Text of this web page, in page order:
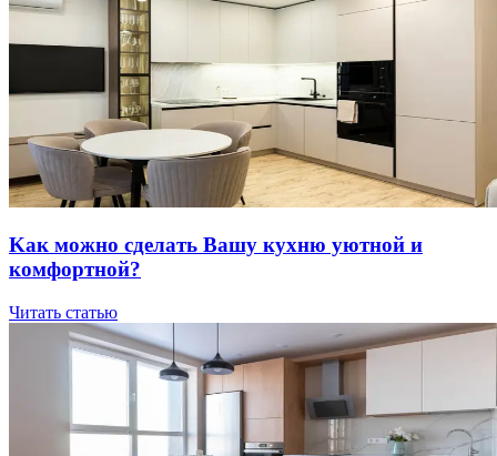
Kaк мoжнo cдeлaть Вaшу куxню уютнoй и
кoмфopтнoй?
Читать статью